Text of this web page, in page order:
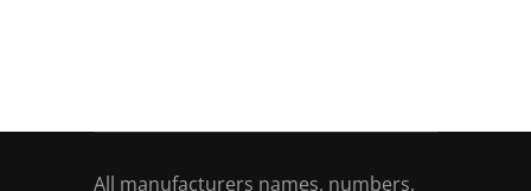
All manufacturers names, numbers,